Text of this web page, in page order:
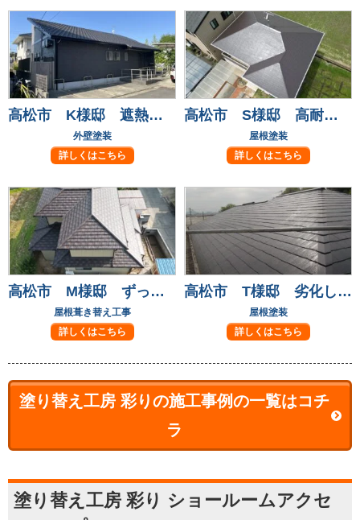
高松市 K様邸 遮熱フッ素塗料で長持ち安心！
外壁塗装
詳しくはこちら
高松市 S様邸 高耐候フッ素塗料で屋根塗装！
屋根塗装
詳しくはこちら
高松市 M様邸 ずっと気になっていた屋根瓦も葺き替えて安心！
屋根葺き替え工事
詳しくはこちら
高松市 T様邸 劣化して気になっていた屋根も元通り
屋根塗装
詳しくはこちら
塗り替え工房 彩りの施工事例の一覧はコチ
ラ
塗り替え工房 彩り ショールームアクセ